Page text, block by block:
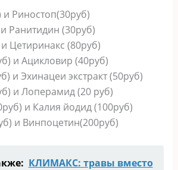
Риностоп(30руб)
Ранитидин (30руб)
Цетиринакс (80руб)
и Ацикловир (40руб)
и Эхинацеи экстракт (50руб)
и Лоперамид (20 руб)
и Калия йодид (100руб)
и Винпоцетин(200руб)
КЛИМАКС: травы вместо